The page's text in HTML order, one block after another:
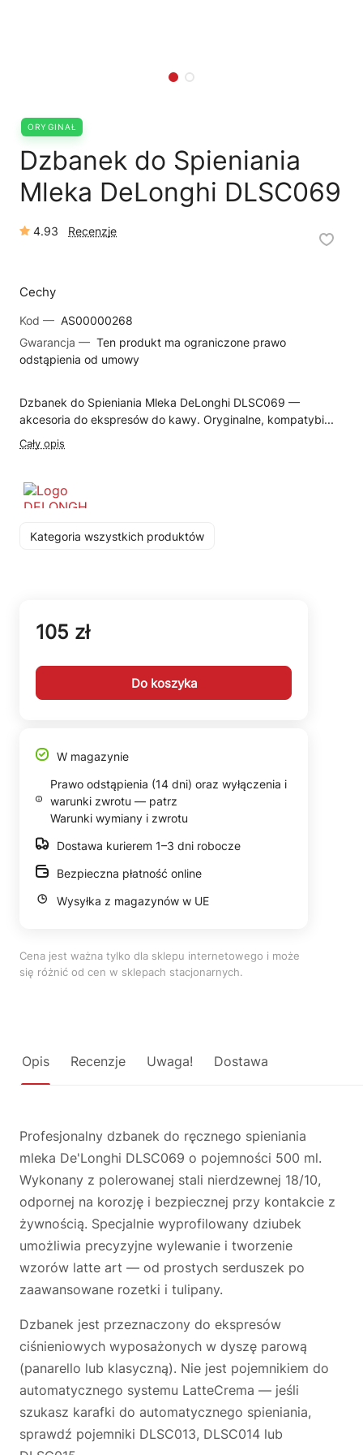
ORYGINAŁ
Dzbanek do Spieniania
Mleka DeLonghi DLSC069
4.93 Recenzje
Cechy
Kod — AS00000268
Gwarancja — Ten produkt ma ograniczone prawo
odstąpienia od umowy
Dzbanek do Spieniania Mleka DeLonghi DLSC069 —
akcesoria do ekspresów do kawy. Oryginalne, kompatybi...
Cały opis
Kategoria wszystkich produktów
105 zł
Do koszyka
W magazynie
Prawo odstąpienia (14 dni) oraz wyłączenia i
warunki zwrotu — patrz
Warunki wymiany i zwrotu
Dostawa kurierem 1–3 dni robocze
Bezpieczna płatność online
Wysyłka z magazynów w UE
Cena jest ważna tylko dla sklepu internetowego i może
się różnić od cen w sklepach stacjonarnych.
Opis Recenzje Uwaga! Dostawa
Profesjonalny dzbanek do ręcznego spieniania
mleka De'Longhi DLSC069 o pojemności 500 ml.
Wykonany z polerowanej stali nierdzewnej 18/10,
odpornej na korozję i bezpiecznej przy kontakcie z
żywnością. Specjalnie wyprofilowany dziubek
umożliwia precyzyjne wylewanie i tworzenie
wzorów latte art — od prostych serduszek po
zaawansowane rozetki i tulipany.
Dzbanek jest przeznaczony do ekspresów
ciśnieniowych wyposażonych w dyszę parową
(panarello lub klasyczną). Nie jest pojemnikiem do
automatycznego systemu LatteCrema — jeśli
szukasz karafki do automatycznego spieniania,
sprawdź pojemniki DLSC013, DLSC014 lub